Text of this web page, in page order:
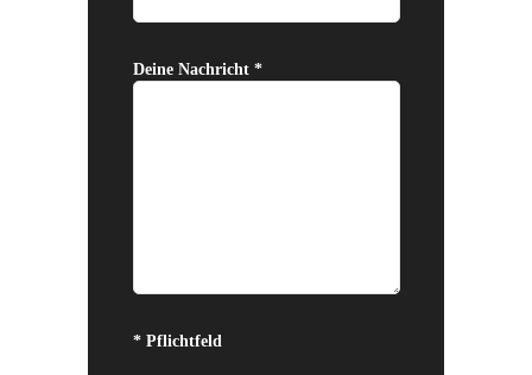
Deine Nachricht *
Bitte lasse dieses Feld leer.
* Pflichtfeld